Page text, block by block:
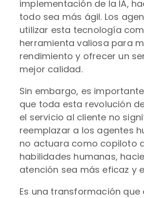
implementación de la IA,
todo sea más ágil. Los
utilizar esta tecnología
herramienta valiosa para
rendimiento y ofrecer un
mejor calidad.
Sin embargo, es
que toda esta revolución
el servicio al cliente no
reemplazar a los agentes
no actuara como copiloto
habilidades humanas,
atención sea más eficaz y
Es una transformación que